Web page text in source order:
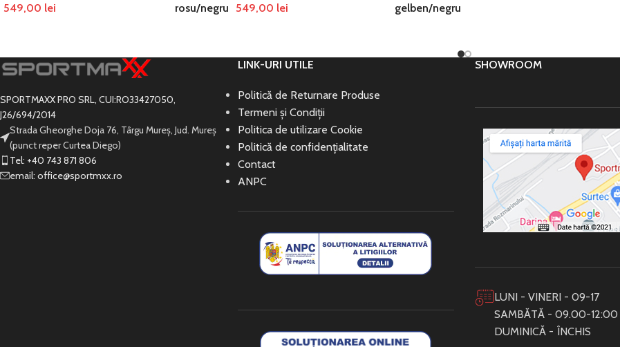
549,00 lei rosu/negru
549,00 lei gelben/negru
SPORTMAXX PRO SRL, CUI:RO33427050,
J26/694/2014
Strada Gheorghe Doja 76, Târgu Mureș, Jud. Mureș
(punct reper Curtea Diego)
Tel: +40 743 871 806
email: office@sportmxx.ro
LINK-URI UTILE
Politică de Returnare Produse
Termeni și Condiții
Politica de utilizare Cookie
Politică de confidențialitate
Contact
ANPC
SHOWROOM
LUNI - VINERI - 09-17
SAMBĂTĂ - 09.00-12:00
DUMINICĂ - ÎNCHIS